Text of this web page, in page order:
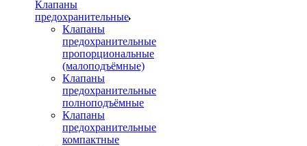
Клапаны
предохранительные
Клапаны
предохранительные
пропорциональные
(малоподъёмные)
Клапаны
предохранительные
полноподъёмные
Клапаны
предохранительные
компактные